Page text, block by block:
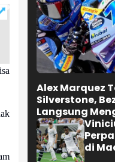
Alex Marquez
Silverstone,
Langsung
di